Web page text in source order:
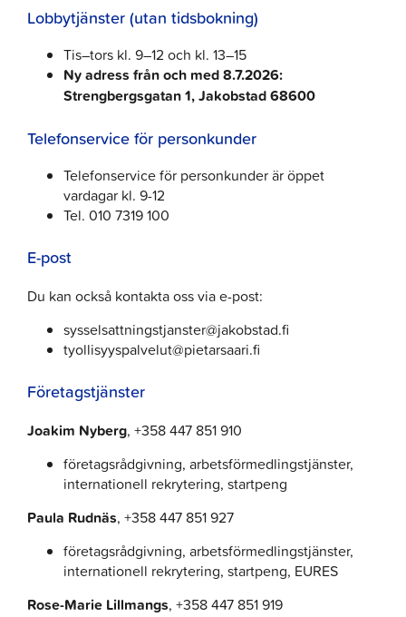
Lobbytjänster (utan tidsbokning)
Tis–tors kl. 9–12 och kl. 13–15
Ny adress från och med 8.7.2026:
Strengbergsgatan 1, Jakobstad 68600
Telefonservice för personkunder
Telefonservice för personkunder är öppet
vardagar kl. 9-12
Tel. 010 7319 100
E-post
Du kan också kontakta oss via e-post:
sysselsattningstjanster@jakobstad.fi
tyollisyyspalvelut@pietarsaari.fi
Företagstjänster
Joakim Nyberg, +358 447 851 910
företagsrådgivning, arbetsförmedlingstjänster,
internationell rekrytering, startpeng
Paula Rudnäs, +358 447 851 927
företagsrådgivning, arbetsförmedlingstjänster,
internationell rekrytering, startpeng, EURES
Rose-Marie Lillmangs, +358 447 851 919